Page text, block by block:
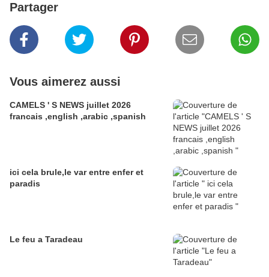
Partager
Vous aimerez aussi
CAMELS ' S NEWS juillet 2026
francais ,english ,arabic ,spanish
ici cela brule,le var entre enfer et
paradis
Le feu a Taradeau